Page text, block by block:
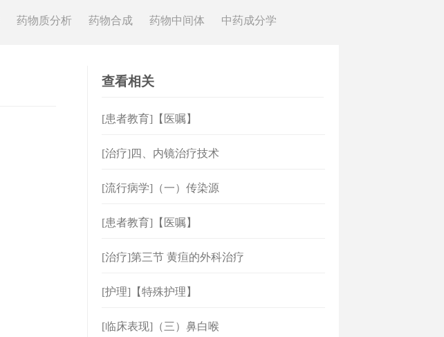
药物质分析 药物合成 药物中间体 中药成分学
查看相关
[患者教育]【医嘱】
[治疗]四、内镜治疗技术
[流行病学]（一）传染源
[患者教育]【医嘱】
[治疗]第三节 黄疸的外科治疗
[护理]【特殊护理】
[临床表现]（三）鼻白喉